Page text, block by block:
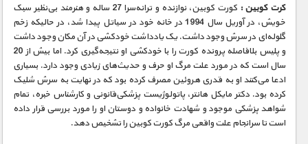
کرت کوبین :
کورت کوبین، نوازنده و ترانه‌سرا 27 ساله و هنرمند بی‌نظیر سبک
خویش، در آوریل سال 1994 در خانه خود در سیاتل پیدا شد، در حالیکه زخم
گلوله‌ای در سرش وجود داشت. یک یادداشت خودکشی در آن مکان وجود داشت
و پلیس بلافاصله پرونده کورت را با خودکشی او نتیجه‌گیری کرد. اما بیش از 20
سال است که در مورد علت مرگ او حرف و حدیث‌های زیادی وجود دارد. بسیاری
ادعا می‌کنند او به قدری هروئین مصرف کرده بود که در نهایت به سرش شلیک
کرده بود. دکتر مایکل هانتر، پاتولوژیست پزشکی‌قانونی و کارشناس خبره، تمام
شواهد پزشکی موجود و شهادت خانواده و دوستان او را مورد بررسی قرار داده
است تا سرانجام علت واقعی مرگ کورت کوبین را تشخیص دهد.